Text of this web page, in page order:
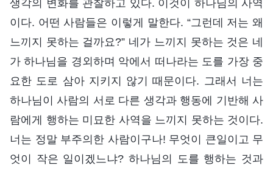
생각의 변화를 관찰하고 있다. 이것이 하나님의 사역
이다. 어떤 사람들은 이렇게 말한다. “그런데 저는 왜
느끼지 못하는 걸까요?” 네가 느끼지 못하는 것은 네
가 하나님을 경외하며 악에서 떠나라는 도를 가장 중
요한 도로 삼아 지키지 않기 때문이다. 그래서 너는
하나님이 사람의 서로 다른 생각과 행동에 기반해 사
람에게 행하는 미묘한 사역을 느끼지 못하는 것이다.
너는 정말 부주의한 사람이구나! 무엇이 큰일이고 무
엇이 작은 일이겠느냐? 하나님의 도를 행하는 것과